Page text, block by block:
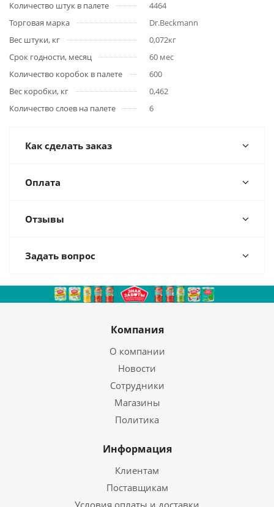
Количество штук в палете
4464
Торговая марка
Dr.Beckmann
Вес штуки, кг
0,072кг
Срок годности, месяц
60 мес
Количество коробок в палете
600
Вес коробки, кг
0,462
Количество слоев на палете
6
Как сделать заказ
Оплата
Отзывы
Задать вопрос
Компания
О компании
Новости
Сотрудники
Магазины
Политика
Информация
Клиентам
Поставщикам
Условия оплаты и доставки